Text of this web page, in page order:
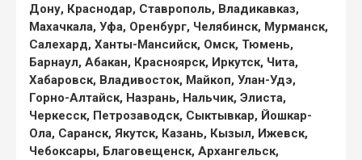
Дону, Краснодар, Ставрополь, Владикавказ,
Махачкала, Уфа, Оренбург, Челябинск, Мурманск,
Салехард, Ханты-Мансийск, Омск, Тюмень,
Барнаул, Абакан, Красноярск, Иркутск, Чита,
Хабаровск, Владивосток, Майкоп, Улан-Удэ,
Горно-Алтайск, Назрань, Нальчик, Элиста,
Черкесск, Петрозаводск, Сыктывкар, Йошкар-
Ола, Саранск, Якутск, Казань, Кызыл, Ижевск,
Чебоксары, Благовещенск, Архангельск,